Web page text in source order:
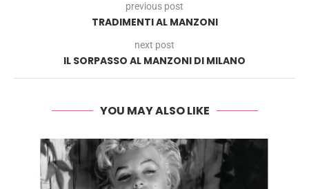
previous post
TRADIMENTI AL MANZONI
next post
IL SORPASSO AL MANZONI DI MILANO
YOU MAY ALSO LIKE